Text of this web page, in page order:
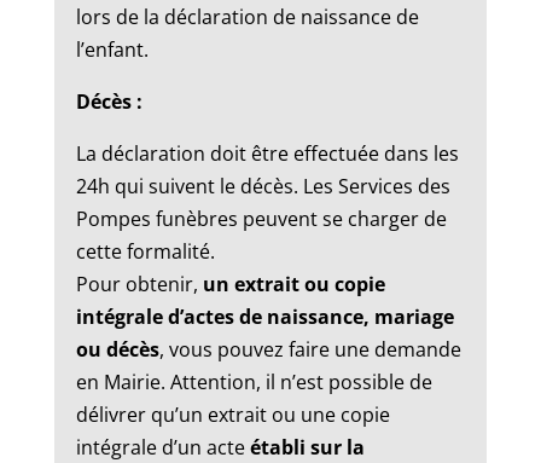
lors de la déclaration de naissance de
l’enfant.
Décès :
La déclaration doit être effectuée dans les
24h qui suivent le décès. Les Services des
Pompes funèbres peuvent se charger de
cette formalité.
Pour obtenir, un extrait ou copie
intégrale d’actes de naissance, mariage
ou décès, vous pouvez faire une demande
en Mairie. Attention, il n’est possible de
délivrer qu’un extrait ou une copie
intégrale d’un acteétabli sur la